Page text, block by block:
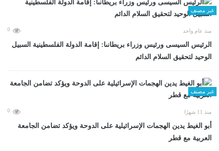
غير مصنف
منذ عام واحد 0
الرئيس السيسى ورئيس وزراء بريطانىا: إقامة الدولة الفلسطينية السبيل
الوحيد لتحقيق السلام الدائم
غير مصنف
منذ 11 شهرًا 0
أبو الغيط يدين الهجمات الإسرائيلية على الدوحة ويؤكد تضامن الجامعة
العربية مع قطر